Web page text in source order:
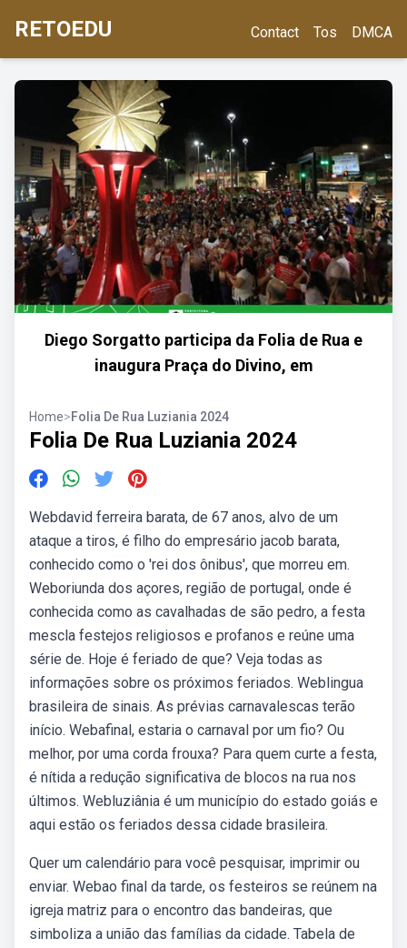
RETOEDU Contact Tos DMCA
Diego Sorgatto participa da Folia de Rua e
inaugura Praça do Divino, em
Home>Folia De Rua Luziania 2024
Folia De Rua Luziania 2024
Webdavid ferreira barata, de 67 anos, alvo de um
ataque a tiros, é filho do empresário jacob barata,
conhecido como o 'rei dos ônibus', que morreu em.
Weboriunda dos açores, região de portugal, onde é
conhecida como as cavalhadas de são pedro, a festa
mescla festejos religiosos e profanos e reúne uma
série de. Hoje é feriado de que? Veja todas as
informações sobre os próximos feriados. Weblingua
brasileira de sinais. As prévias carnavalescas terão
início. Webafinal, estaria o carnaval por um fio? Ou
melhor, por uma corda frouxa? Para quem curte a festa,
é nítida a redução significativa de blocos na rua nos
últimos. Webluziânia é um município do estado goiás e
aqui estão os feriados dessa cidade brasileira.
Quer um calendário para você pesquisar, imprimir ou
enviar. Webao final da tarde, os festeiros se reúnem na
igreja matriz para o encontro das bandeiras, que
simboliza a união das famílias da cidade. Tabela de